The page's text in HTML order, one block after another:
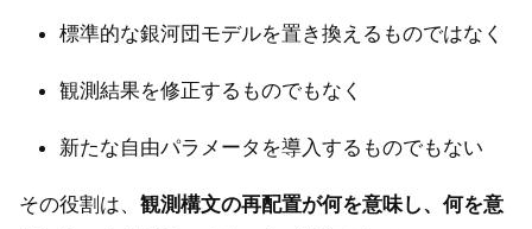
標準的な銀河団モデルを置き換えるものではなく
観測結果を修正するものでもなく
新たな自由パラメータを導入するものでもない
その役割は、 観測構文の再配置が何を意味し、何を意